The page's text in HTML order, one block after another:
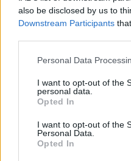
also be disclosed by us to
Downstream Participants
Please note that this
not limited to your visit or
grant or deny consent to
use your data for below
consent section.
Personal Data
I want to opt-out of the
personal data.
Opted In
I want to opt-out of the
Personal Data.
Opted In
Népszerű